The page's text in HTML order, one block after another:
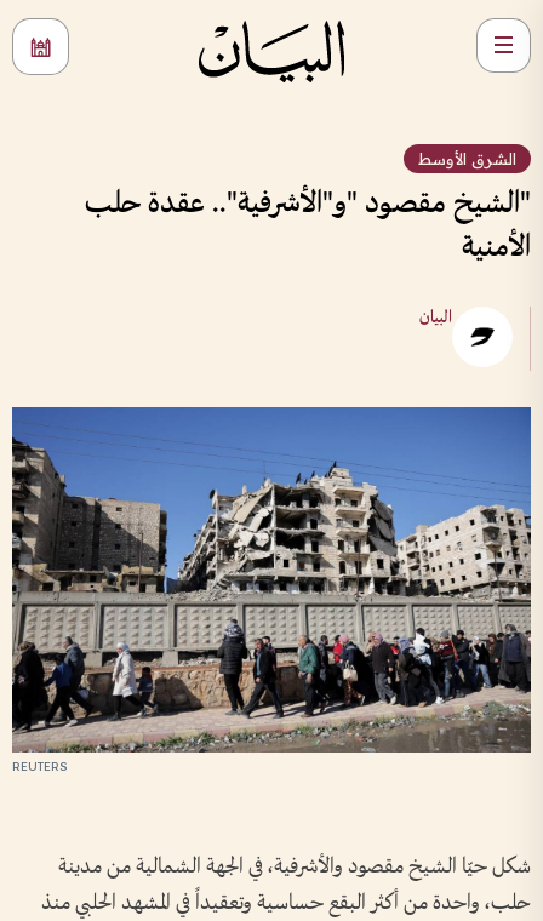
الشرق الأوسط
"الشيخ مقصود "و"الأشرفية".. عقدة حلب
الأمنية
البيان
REUTERS
شكل حيّا الشيخ مقصود والأشرفية، في الجهة الشمالية من مدينة
حلب، واحدة من أكثر البقع حساسية وتعقيداً في المشهد الحلبي منذ